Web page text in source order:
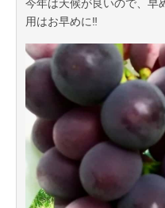
今年は天候が良いので、早
用はお早めに‼️